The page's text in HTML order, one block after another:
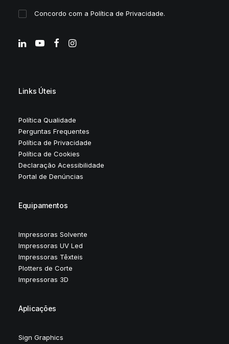
Concordo com aPolítica de Privacidade.
Links Úteis
Política Qualidade
Perguntas Frequentes
Política de Privacidade
Política de Cookies
Declaração Acessibilidade
Portal de Denúncias
Equipamentos
Impressoras Solvente
Impressoras UV Led
Impressoras Têxteis
Plotters de Corte
Impressoras 3D
Aplicações
Sign Graphics